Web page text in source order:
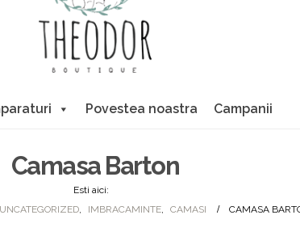
Povestea noastra Campanii
Camasa Barton
Esti aici:
UNCATEGORIZED, IMBRACAMINTE, CAMASI CAMASA